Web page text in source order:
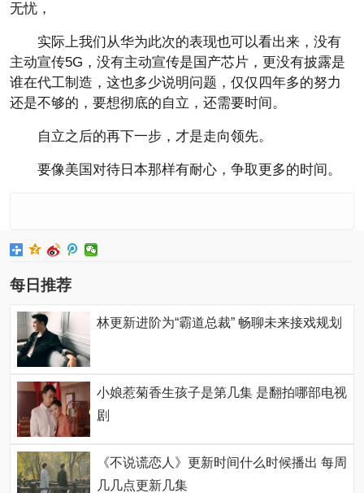
无忧，
实际上我们从华为此次的表现也可以看出来，没有
主动宣传5G，没有主动宣传是国产芯片，更没有披露是
谁在代工制造，这也多少说明问题，仅仅四年多的努力
还是不够的，要想彻底的自立，还需要时间。
自立之后的再下一步，才是走向领先。
要像美国对待日本那样有耐心，争取更多的时间。
每日推荐
林更新进阶为“霸道总裁” 畅聊未来接戏规划
小娘惹菊香生孩子是第几集 是翻拍哪部电视
剧
《不说谎恋人》更新时间什么时候播出 每周
几几点更新几集